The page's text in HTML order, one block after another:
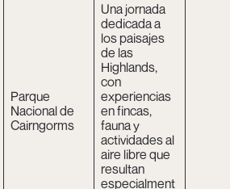
Parque
Nacional de
Cairngorms
Una jornada
dedicada a
los paisajes
de las
Highlands,
con
experiencias
en fincas,
fauna y
actividades al
aire libre que
resultan
especialment